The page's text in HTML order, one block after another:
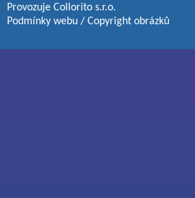
Provozuje Collorito s.r.o.
Podmínky webu / Copyright obrázků